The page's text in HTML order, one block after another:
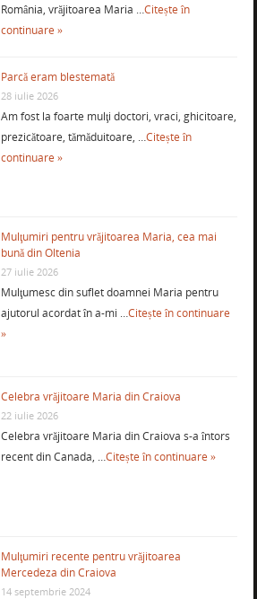
România, vrăjitoarea Maria …Citește în
continuare »
Parcă eram blestemată
28 iulie 2026
Am fost la foarte mulţi doctori, vraci, ghicitoare,
prezicătoare, tămăduitoare, …Citește în
continuare »
Mulţumiri pentru vrăjitoarea Maria, cea mai
bună din Oltenia
27 iulie 2026
Mulţumesc din suflet doamnei Maria pentru
ajutorul acordat în a-mi …Citește în continuare
»
Celebra vrăjitoare Maria din Craiova
22 iulie 2026
Celebra vrăjitoare Maria din Craiova s-a întors
recent din Canada, …Citește în continuare »
Mulţumiri recente pentru vrăjitoarea
Mercedeza din Craiova
14 septembrie 2024